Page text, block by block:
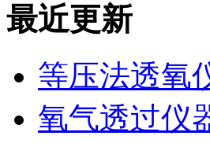
最近更新
等压法透氧
氧气透过仪